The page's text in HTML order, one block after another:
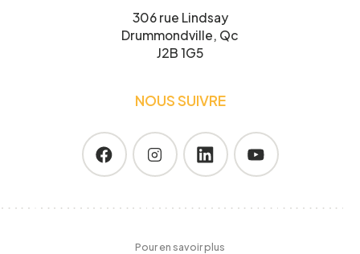
306 rue Lindsay
Drummondville, Qc
J2B 1G5
NOUS SUIVRE
Pour en savoir plus